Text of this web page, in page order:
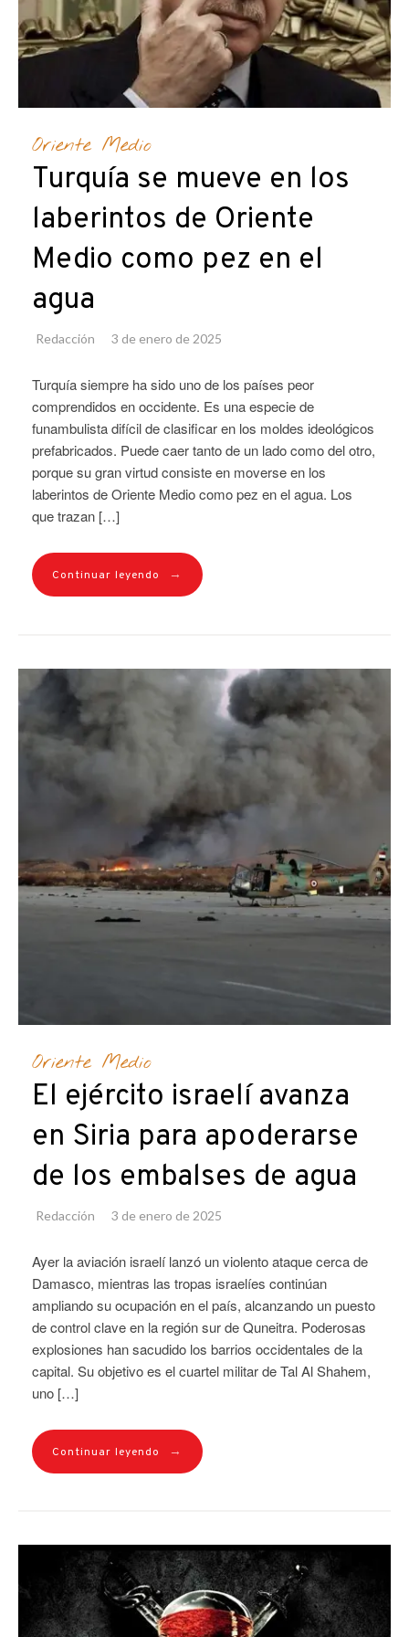
Oriente Medio
Turquía se mueve en los
laberintos de Oriente
Medio como pez en el
agua
Redacción 3 de enero de 2025
Turquía siempre ha sido uno de los países peor
comprendidos en occidente. Es una especie de
funambulista difícil de clasificar en los moldes ideológicos
prefabricados. Puede caer tanto de un lado como del otro,
porque su gran virtud consiste en moverse en los
laberintos de Oriente Medio como pez en el agua. Los
que trazan […]
Continuar leyendo →
Oriente Medio
El ejército israelí avanza
en Siria para apoderarse
de los embalses de agua
Redacción 3 de enero de 2025
Ayer la aviación israelí lanzó un violento ataque cerca de
Damasco, mientras las tropas israelíes continúan
ampliando su ocupación en el país, alcanzando un puesto
de control clave en la región sur de Quneitra. Poderosas
explosiones han sacudido los barrios occidentales de la
capital. Su objetivo es el cuartel militar de Tal Al Shahem,
uno […]
Continuar leyendo →